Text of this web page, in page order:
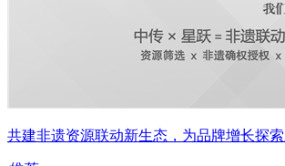
共建非遗资源联动新生态，为品牌增长探